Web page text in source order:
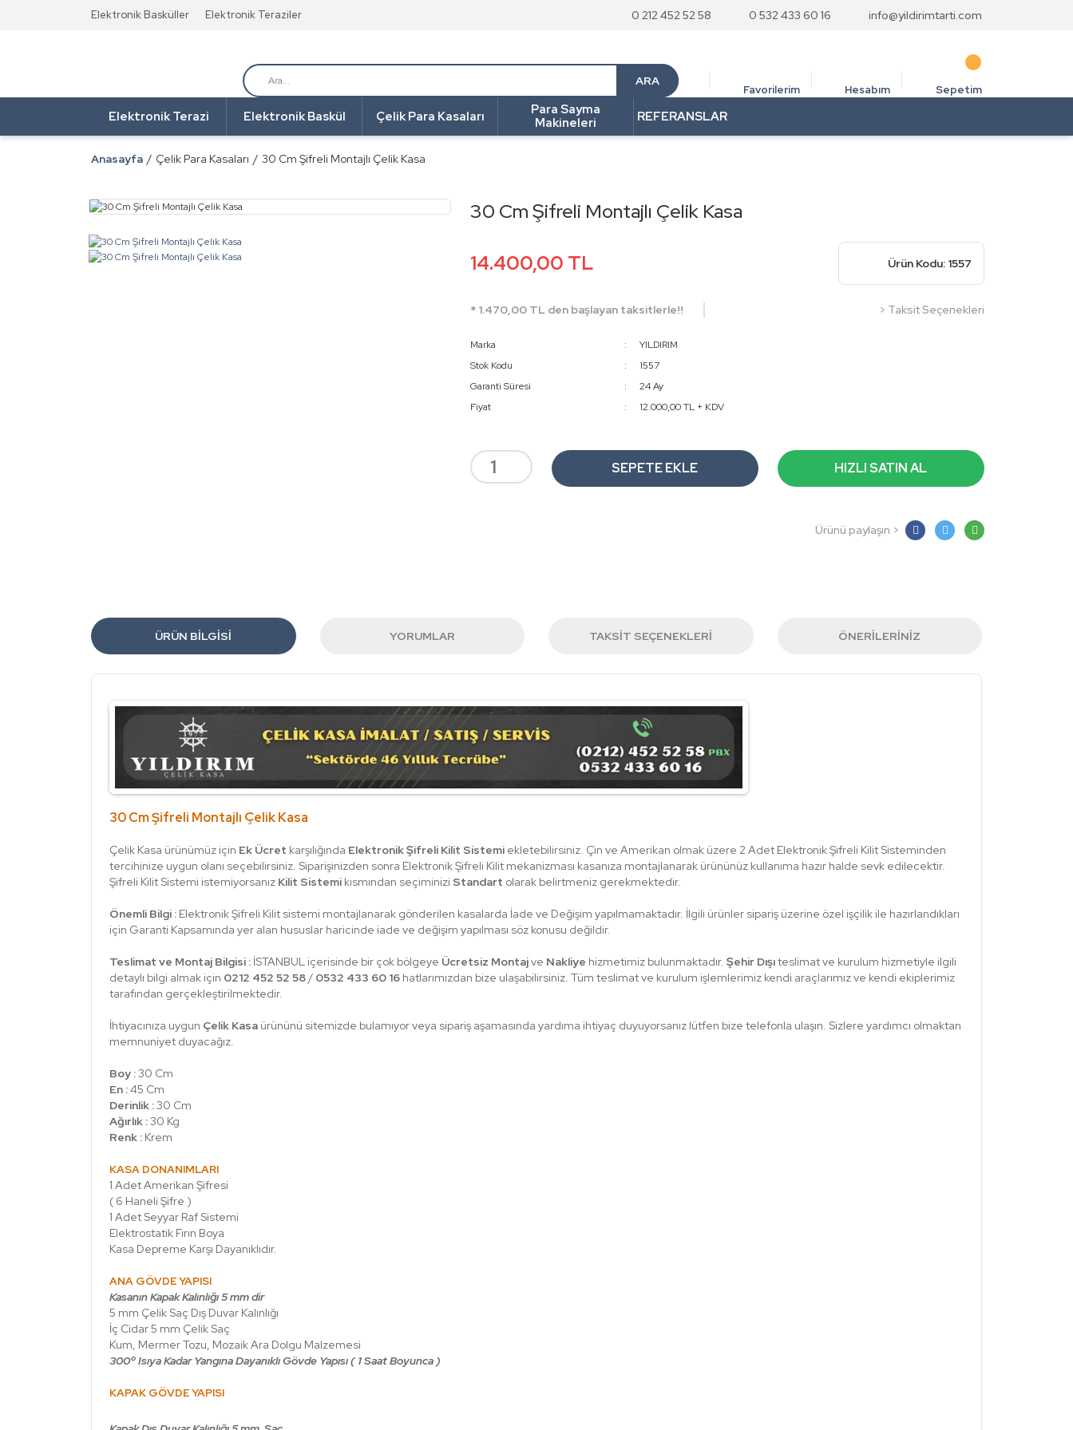
Elektronik Basküller Elektronik Teraziler 0 212 452 52 58 0 532 433 60 16 info@yildirimtarti.com
ARA
Favorilerim Hesabım Sepetim
Elektronik Terazi Elektronik Baskül Çelik Para Kasaları
Para Sayma
Makineleri
REFERANSLAR
Anasayfa Çelik Para Kasaları 30 Cm Şifreli Montajlı Çelik Kasa
30 Cm Şifreli Montajlı Çelik Kasa
14.400,00 TL Ürün Kodu: 1557
* 1.470,00 TL den başlayan taksitlerle!! > Taksit Seçenekleri
Marka
YILDIRIM
Stok Kodu
1557
Garanti Süresi
24 Ay
Fiyat
12.000,00 TL + KDV
SEPETE EKLE HIZLI SATIN AL
Ürünü paylaşın >
ÜRÜN BILGISI YORUMLAR TAKSIT SEÇENEKLERI ÖNERILERINIZ
30 Cm Şifreli Montajlı Çelik Kasa
Çelik Kasa ürünümüz için Ek Ücret karşılığında Elektronik Şifreli Kilit Sistemi ekletebilirsiniz. Çin ve Amerikan olmak üzere 2 Adet Elektronik Şifreli Kilit Sisteminden
tercihinize uygun olanı seçebilirsiniz. Siparişinizden sonra Elektronik Şifreli Kilit mekanizması kasanıza montajlanarak ürününüz kullanıma hazır halde sevk edilecektir.
Şifreli Kilit Sistemi istemiyorsanız Kilit Sistemi kısmından seçiminizi Standart olarak belirtmeniz gerekmektedir.
Önemli Bilgi : Elektronik Şifreli Kilit sistemi montajlanarak gönderilen kasalarda İade ve Değişim yapılmamaktadır. İlgili ürünler sipariş üzerine özel işçilik ile hazırlandıkları
için Garanti Kapsamında yer alan hususlar haricinde iade ve değişim yapılması söz konusu değildir.
Teslimat ve Montaj Bilgisi : İSTANBUL içerisinde bir çok bölgeye Ücretsiz Montajve Nakliye hizmetimiz bulunmaktadır. Şehir Dışıteslimat ve kurulum hizmetiyle ilgili
detaylı bilgi almak için 0212 452 52 58/ 0532 433 60 16 hatlarımızdan bize ulaşabilirsiniz. Tüm teslimat ve kurulum işlemlerimiz kendi araçlarımız ve kendi ekiplerimiz
tarafından gerçekleştirilmektedir.
İhtiyacınıza uygun Çelik Kasa ürününü sitemizde bulamıyor veya sipariş aşamasında yardıma ihtiyaç duyuyorsanız lütfen bize telefonla ulaşın. Sizlere yardımcı olmaktan
memnuniyet duyacağız.
Boy :30 Cm
En :45 Cm
Derinlik :30 Cm
Ağırlık :30 Kg
Renk : Krem
KASA DONANIMLARI
1 Adet Amerikan Şifresi
( 6 Haneli Şifre )
1 Adet Seyyar Raf Sistemi
Elektrostatik Fırın Boya
Kasa Depreme Karşı Dayanıklıdır.
ANA GÖVDE YAPISI
Kasanın Kapak Kalınlığı 5 mm dir
5 mm Çelik Saç Dış Duvar Kalınlığı
İç Cidar 5 mm Çelik Saç
Kum, Mermer Tozu, Mozaik Ara Dolgu Malzemesi
300º Isıya Kadar Yangına Dayanıklı Gövde Yapısı ( 1 Saat Boyunca )
KAPAK GÖVDE YAPISI